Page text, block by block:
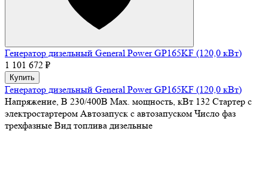
Генератор дизельный General Power GP165KF (120,0 кВт)
1 101 672 ₽
Купить
Генератор дизельный General Power GP165KF (120,0 кВт)
Напряжение, В 230/400В Max. мощность, кВт 132 Стартер с
электростартером Автозапуск с автозапуском Число фаз
трехфазные Вид топлива дизельные